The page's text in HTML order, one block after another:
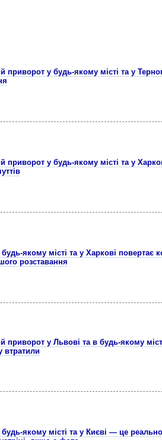
приворот у будь-якому місті та у
приворот у будь-якому місті та у
якому місті та у Харкові повертає
розставання
приворот у Львові та в будь-якому
втратили
якому місті та у Києві — це